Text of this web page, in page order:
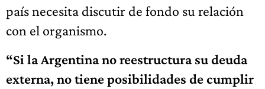
país necesita discutir de fondo su relación
con el organismo.
“Si la Argentina no reestructura su deuda
externa, no tiene posibilidades de cumplir